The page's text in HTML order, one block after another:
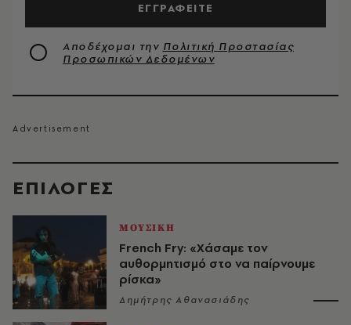
EΠΙΛΟΓΈΣ
ΜΟΥΣΙΚΗ
French Fry: «Χάσαμε τον
αυθορμητισμό στο να παίρνουμε
ρίσκα»
Δημήτρης Αθανασιάδης
ΕΓΓΡΑΦΕΙΤΕ
Αποδέχομαι την Πολιτική Προστασίας
Προσωπικών Δεδομένων